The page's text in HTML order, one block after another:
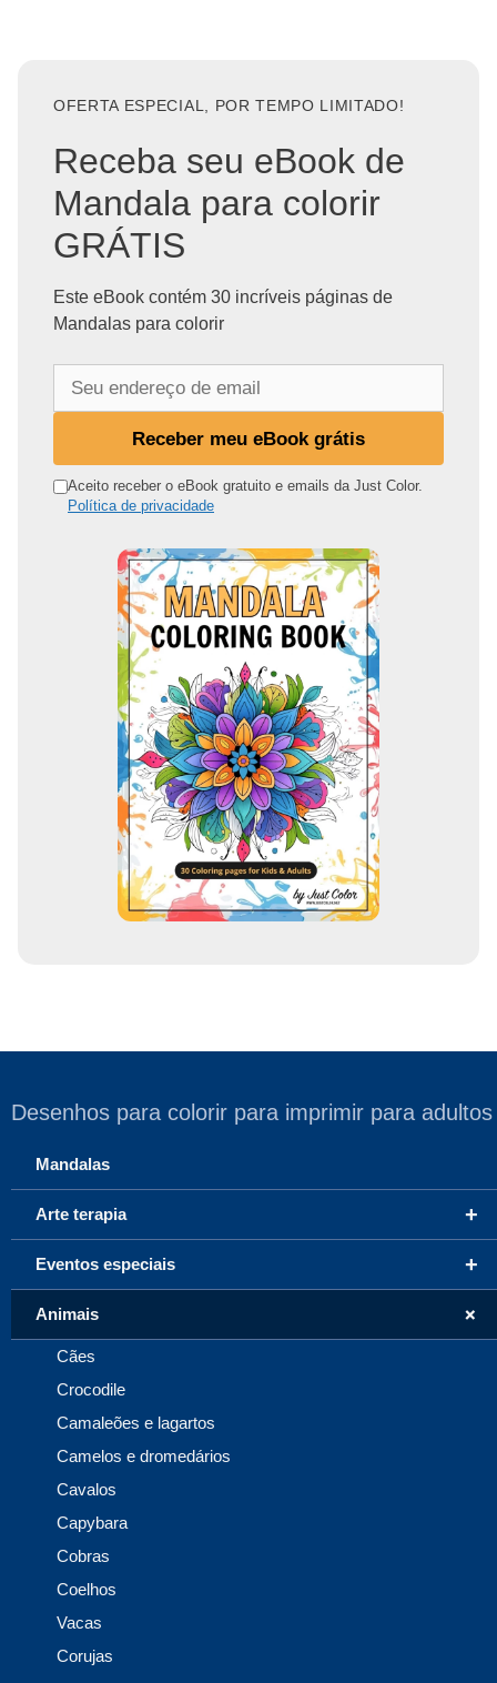
OFERTA ESPECIAL, POR TEMPO LIMITADO!
Receba seu eBook de
Mandala para colorir
GRÁTIS
Este eBook contém 30 incríveis páginas de
Mandalas para colorir
n
Receber meu eBook grátis
Aceito receber o eBook gratuito e emails da Just Color.
Política de privacidade
Desenhos para colorir para imprimir para adultos
Mandalas
+
Arte terapia
+
Eventos especiais
+
Animais
Cães
Crocodile
Camaleões e lagartos
Camelos e dromedários
Cavalos
Capybara
Cobras
Coelhos
Vacas
Corujas